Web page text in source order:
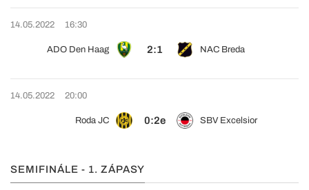
14.05.2022 16:30
ADO Den Haag 2:1 NAC Breda
14.05.2022 20:00
Roda JC 0:2e SBV Excelsior
SEMIFINÁLE - 1. ZÁPASY